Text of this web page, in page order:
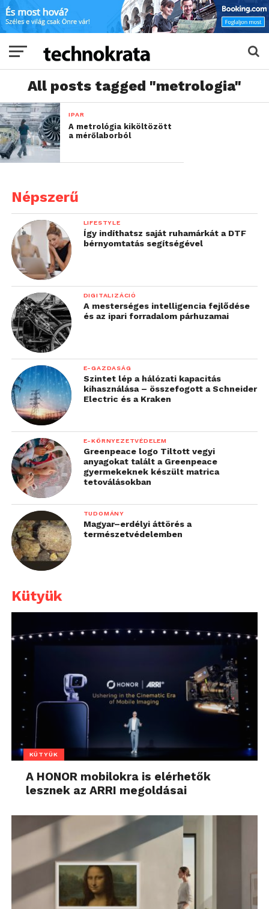
All posts tagged "metrologia"
IPAR
A metrológia kiköltözött
a mérőlaborból
Népszerű
LIFESTYLE
Így indíthatsz saját ruhamárkát a DTF
bérnyomtatás segítségével
DIGITALIZÁCIÓ
A mesterséges intelligencia fejlődése
és az ipari forradalom párhuzamai
E-GAZDASÁG
Szintet lép a hálózati kapacitás
kihasználása – összefogott a Schneider
Electric és a Kraken
E-KÖRNYEZETVÉDELEM
Greenpeace logo Tiltott vegyi
anyagokat talált a Greenpeace
gyermekeknek készült matrica
tetoválásokban
TUDOMÁNY
Magyar–erdélyi áttörés a
természetvédelemben
Kütyük
KÜTYÜK
A HONOR mobilokra is elérhetők
lesznek az ARRI megoldásai